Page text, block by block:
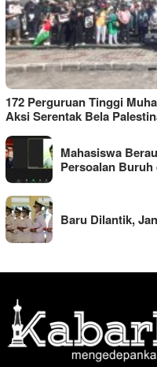
172 Perguruan Tinggi
Aksi Serentak Bela
Mahasiswa
Persoalan
Baru Dilantik,